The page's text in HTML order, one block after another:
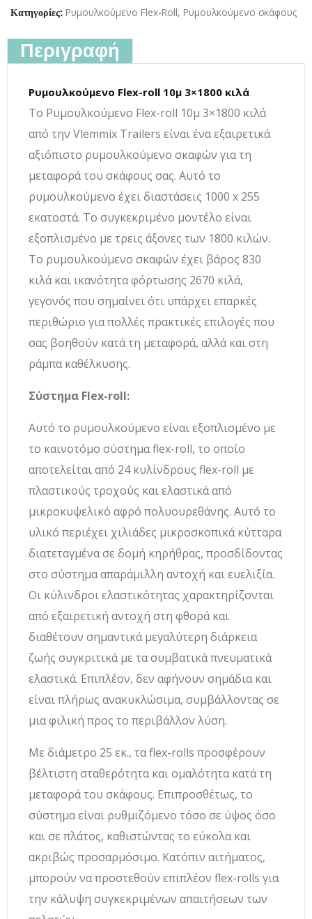
Κατηγορίες: Ρυμουλκούμενο Flex-Roll, Ρυμουλκούμενο σκάφους
Περιγραφή
Ρυμουλκούμενο Flex-roll 10μ 3×1800 κιλά
Το Ρυμουλκούμενο Flex-roll 10μ 3×1800 κιλά
από την Vlemmix Trailers είναι ένα εξαιρετικά
αξιόπιστο ρυμουλκούμενο σκαφών για τη
μεταφορά του σκάφους σας. Αυτό το
ρυμουλκούμενο έχει διαστάσεις 1000 x 255
εκατοστά. Το συγκεκριμένο μοντέλο είναι
εξοπλισμένο με τρεις άξονες των 1800 κιλών.
Το ρυμουλκούμενο σκαφών έχει βάρος 830
κιλά και ικανότητα φόρτωσης 2670 κιλά,
γεγονός που σημαίνει ότι υπάρχει επαρκές
περιθώριο για πολλές πρακτικές επιλογές που
σας βοηθούν κατά τη μεταφορά, αλλά και στη
ράμπα καθέλκυσης.
Σύστημα Flex-roll:
Αυτό το ρυμουλκούμενο είναι εξοπλισμένο με
το καινοτόμο σύστημα flex-roll, το οποίο
αποτελείται από 24 κυλίνδρους flex-roll με
πλαστικούς τροχούς και ελαστικά από
μικροκυψελικό αφρό πολυουρεθάνης. Αυτό το
υλικό περιέχει χιλιάδες μικροσκοπικά κύτταρα
διατεταγμένα σε δομή κηρήθρας, προσδίδοντας
στο σύστημα απαράμιλλη αντοχή και ευελιξία.
Οι κύλινδροι ελαστικότητας χαρακτηρίζονται
από εξαιρετική αντοχή στη φθορά και
διαθέτουν σημαντικά μεγαλύτερη διάρκεια
ζωής συγκριτικά με τα συμβατικά πνευματικά
ελαστικά. Επιπλέον, δεν αφήνουν σημάδια και
είναι πλήρως ανακυκλώσιμα, συμβάλλοντας σε
μια φιλική προς το περιβάλλον λύση.
Με διάμετρο 25 εκ., τα flex-rolls προσφέρουν
βέλτιστη σταθερότητα και ομαλότητα κατά τη
μεταφορά του σκάφους. Επιπροσθέτως, το
σύστημα είναι ρυθμιζόμενο τόσο σε ύψος όσο
και σε πλάτος, καθιστώντας το εύκολα και
ακριβώς προσαρμόσιμο. Κατόπιν αιτήματος,
μπορούν να προστεθούν επιπλέον flex-rolls για
την κάλυψη συγκεκριμένων απαιτήσεων των